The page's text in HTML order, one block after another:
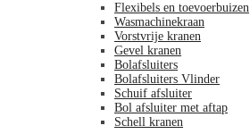
Flexibels en toevoerbuizen
Wasmachinekraan
Vorstvrije kranen
Gevel kranen
Bolafsluiters
Bolafsluiters Vlinder
Schuif afsluiter
Bol afsluiter met aftap
Schell kranen